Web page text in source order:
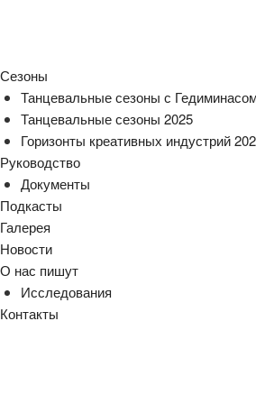
Сезоны
Танцевальные сезоны с
Танцевальные сезоны 2025
Горизонты креативных индустрий
Руководство
Документы
Подкасты
Галерея
Новости
О нас пишут
Исследования
Контакты